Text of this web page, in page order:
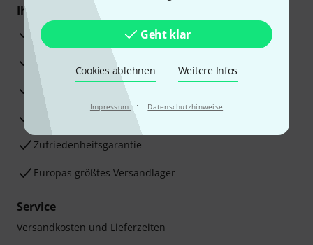
Geht klar
Cookies ablehnen Weitere Infos
Impressum · Datenschutzhinweise
Ihre Vorteile
3 Jahre Thomann Garantie
30 Tage Money-Back-Garantie
Beratung durch Fachexperten
Zufriedenheitsgarantie
Europas größtes Versandlager
Service
Versandkosten und Lieferzeiten